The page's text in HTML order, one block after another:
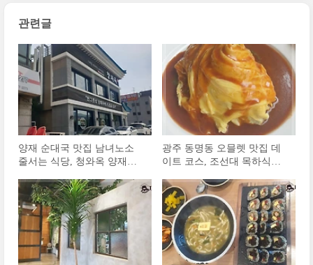
관련글
양재 순대국 맛집 남녀노소
줄서는 식당, 청와옥 양재직
광주 동명동 오믈렛 맛집 데
이트 코스, 조선대 목하식당